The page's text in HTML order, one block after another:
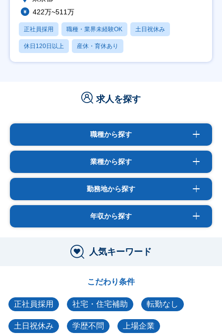
422万~511万
正社員採用 職種・業界未経験OK 土日祝休み
休日120日以上 産休・育休あり
求人を探す
職種から探す
業種から探す
勤務地から探す
年収から探す
人気キーワード
こだわり条件
正社員採用 社宅・住宅補助 転勤なし
土日祝休み 学歴不問 上場企業